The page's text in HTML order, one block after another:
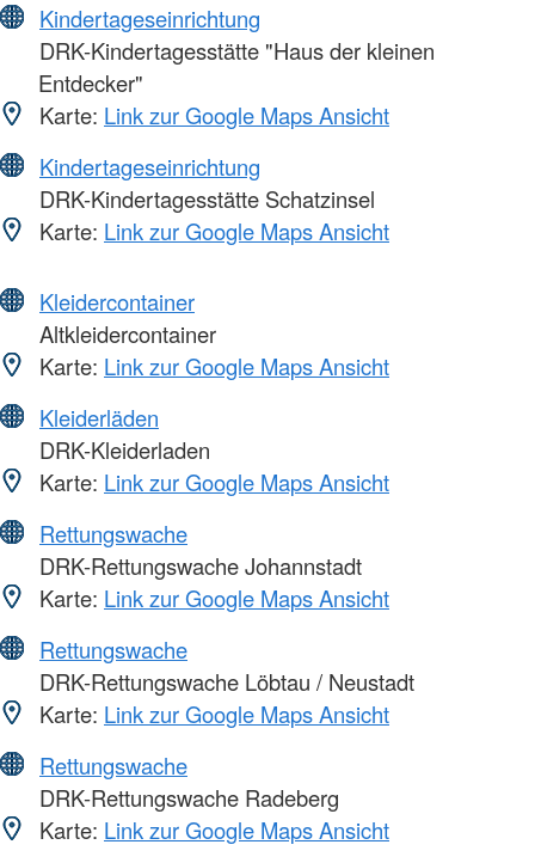
Kindertageseinrichtung
DRK-Kindertagesstätte "Haus der kleinen
Entdecker"
Karte: Link zur Google Maps Ansicht
Kindertageseinrichtung
DRK-Kindertagesstätte Schatzinsel
Karte: Link zur Google Maps Ansicht
Kleidercontainer
Altkleidercontainer
Karte: Link zur Google Maps Ansicht
Kleiderläden
DRK-Kleiderladen
Karte: Link zur Google Maps Ansicht
Rettungswache
DRK-Rettungswache Johannstadt
Karte: Link zur Google Maps Ansicht
Rettungswache
DRK-Rettungswache Löbtau / Neustadt
Karte: Link zur Google Maps Ansicht
Rettungswache
DRK-Rettungswache Radeberg
Karte: Link zur Google Maps Ansicht